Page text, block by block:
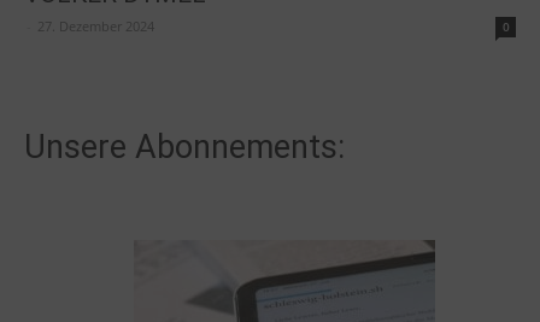
27. Dezember 2024 0
Unsere Abonnements: